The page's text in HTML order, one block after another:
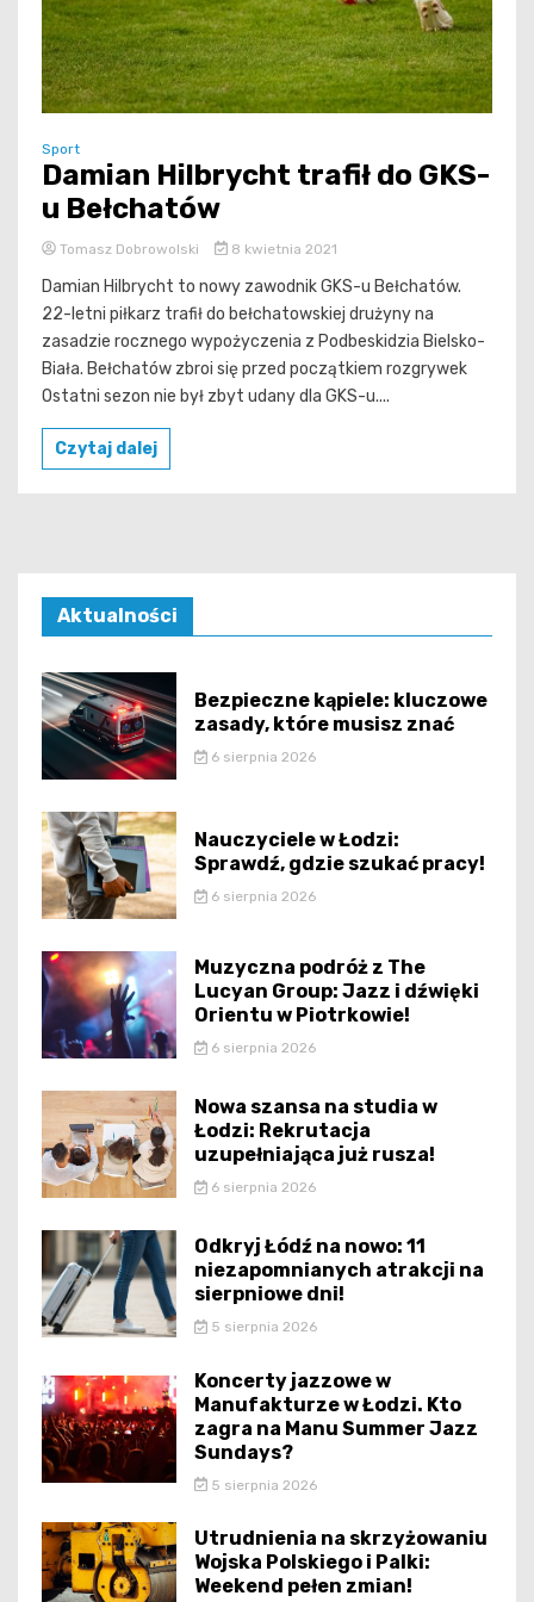
Sport
Damian Hilbrycht trafił do GKS-
u Bełchatów
Tomasz Dobrowolski 8 kwietnia 2021
Damian Hilbrycht to nowy zawodnik GKS-u Bełchatów.
22-letni piłkarz trafił do bełchatowskiej drużyny na
zasadzie rocznego wypożyczenia z Podbeskidzia Bielsko-
Biała. Bełchatów zbroi się przed początkiem rozgrywek
Ostatni sezon nie był zbyt udany dla GKS-u....
Czytaj dalej
Aktualności
Bezpieczne kąpiele: kluczowe
zasady, które musisz znać
6 sierpnia 2026
Nauczyciele w Łodzi:
Sprawdź, gdzie szukać pracy!
6 sierpnia 2026
Muzyczna podróż z The
Lucyan Group: Jazz i dźwięki
Orientu w Piotrkowie!
6 sierpnia 2026
Nowa szansa na studia w
Łodzi: Rekrutacja
uzupełniająca już rusza!
6 sierpnia 2026
Odkryj Łódź na nowo: 11
niezapomnianych atrakcji na
sierpniowe dni!
5 sierpnia 2026
Koncerty jazzowe w
Manufakturze w Łodzi. Kto
zagra na Manu Summer Jazz
Sundays?
5 sierpnia 2026
Utrudnienia na skrzyżowaniu
Wojska Polskiego i Palki:
Weekend pełen zmian!